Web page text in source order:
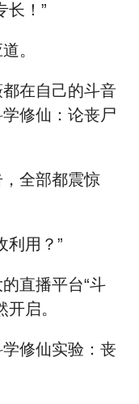
长！”
。
在自己的斗音
修仙：论丧尸
全部都震惊
利用？”
直播平台“斗
启。
修仙实验：丧